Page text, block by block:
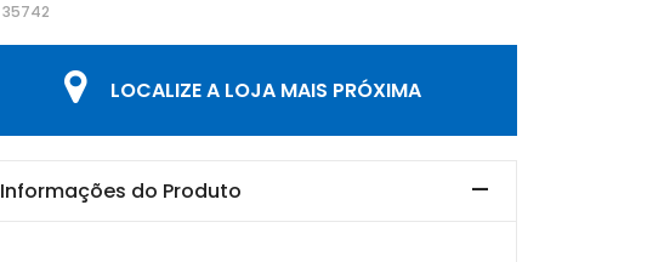
35742
LOCALIZE A LOJA MAIS PRÓXIMA
Informações do Produto